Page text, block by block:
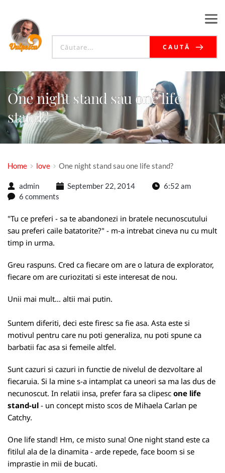
CAUTĂ
One night stand sau one life
stand?
Home love One night stand sau one life stand?
admin September 22, 2014
6:52 am
6 comments
"Tu ce preferi - sa te abandonezi in bratele necunoscutului
sau preferi caile batatorite?" - m-a intrebat cineva nu cu mult
timp in urma.
Greu raspuns. Cred ca fiecare om are o latura de explorator,
fiecare om are curiozitati si este interesat de nou.
Unii mai mult... altii mai putin.
Suntem diferiti, deci este firesc sa fie asa. Asta este si
motivul pentru care nu poti generaliza, nu poti spune ca
barbatii fac asa si femeile altfel.
Sunt cazuri si cazuri in functie de nivelul de dezvoltare al
fiecaruia. Si la mine s-a intamplat ca uneori sa ma las dus de
necunoscut. In relatii insa, prefer fara sa clipesc one life
stand-ul - un concept misto scos de Mihaela Carlan pe
Catchy.
One life stand! Hm, ce misto suna! One night stand este ca
fitilul ala de la dinamita - arde repede, face boom si se
imprastie in mii de bucati.